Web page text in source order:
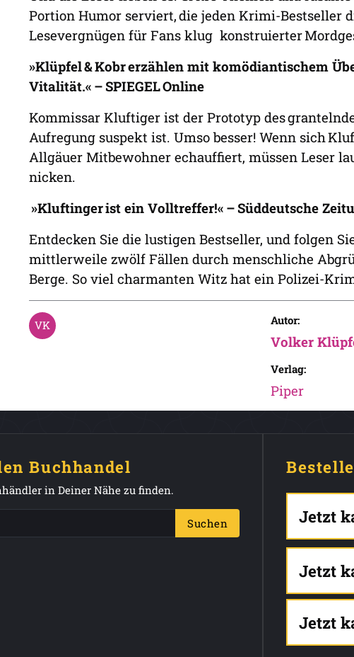
Portion Humor serviert, die jeden Krimi-Bestseller
Lesevergnügen für Fans klug konstruierter
»Klüpfel & Kobr erzählen mit komödiantischem
Vitalität.« – SPIEGEL Online
Kommissar Kluftiger ist der Prototyp des
Aufregung suspekt ist. Umso besser! Wenn sich
Allgäuer Mitbewohner echauffiert, müssen Leser
nicken.
»Kluftinger ist ein Volltreffer!« – Süddeutsche
Entdecken Sie die lustigen Bestseller, und folgen
mittlerweile zwölf Fällen durch menschliche
Berge. So viel charmanten Witz hat ein Polizei-
Autor:
Volker
Verlag:
Piper
Buchhandel
in Deiner Nähe zu finden.
Suchen Jetzt
Jetzt
Jetzt